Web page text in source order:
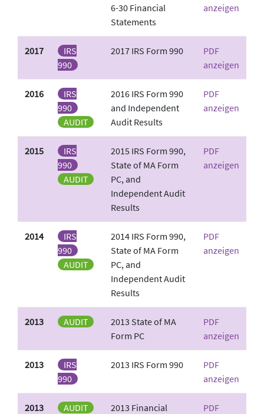
6-30 Financial
Statements
anzeigen
2017
IRS
990
2017 IRS Form 990
PDF
anzeigen
2016
IRS
990
AUDIT
2016 IRS Form 990
and Independent
Audit Results
PDF
anzeigen
2015
IRS
990
AUDIT
2015 IRS Form 990,
State of MA Form
PC, and
Independent Audit
Results
PDF
anzeigen
2014
IRS
990
AUDIT
2014 IRS Form 990,
State of MA Form
PC, and
Independent Audit
Results
PDF
anzeigen
2013 AUDIT
2013 State of MA
Form PC
PDF
anzeigen
2013
IRS
990
2013 IRS Form 990
PDF
anzeigen
2013 AUDIT
2013 Financial
PDF